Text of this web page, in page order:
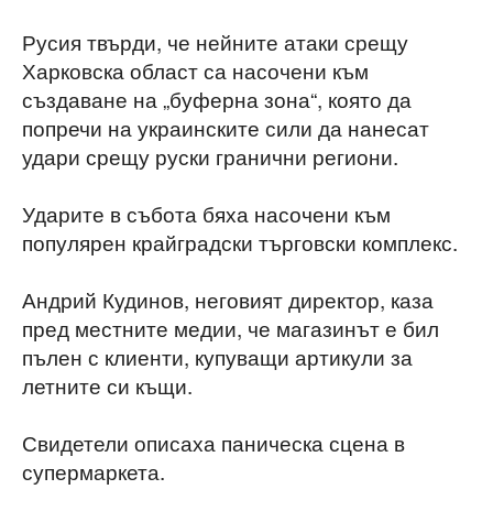
Русия твърди, че нейните атаки срещу
Харковска област са насочени към
създаване на „буферна зона“, която да
попречи на украинските сили да нанесат
удари срещу руски гранични региони.
Ударите в събота бяха насочени към
популярен крайградски търговски комплекс.
Андрий Кудинов, неговият директор, каза
пред местните медии, че магазинът е бил
пълен с клиенти, купуващи артикули за
летните си къщи.
Свидетели описаха паническа сцена в
супермаркета.